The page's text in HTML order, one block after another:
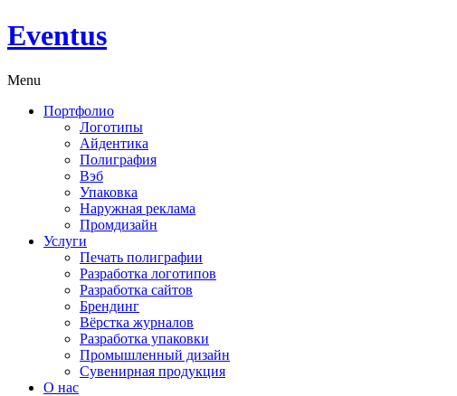
Eventus
Menu
Портфолио
Логотипы
Айдентика
Полиграфия
Вэб
Упаковка
Наружная реклама
Промдизайн
Услуги
Печать полиграфии
Разработка логотипов
Разработка сайтов
Брендинг
Вёрстка журналов
Разработка упаковки
Промышленный дизайн
Сувенирная продукция
О нас